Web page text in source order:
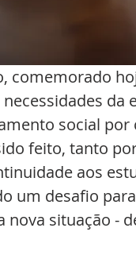
comemorado
social
feito, tanto
aos
um desafio
nova situação -